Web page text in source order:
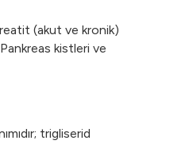
(akut ve kronik)
kistleri ve
trigliserid